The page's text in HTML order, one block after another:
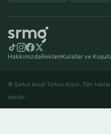
HakkımızdaReklamKurallar ve
© Şarkul Avsat Türkçe Arşivi. Tüm
tabidir.